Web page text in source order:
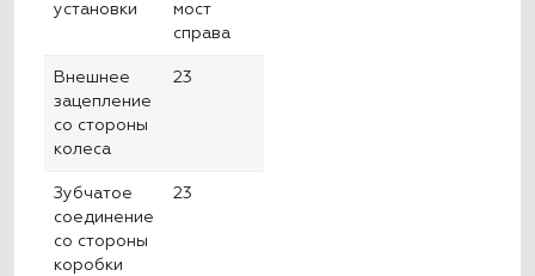
установки
мост
справа
Внешнее
зацепление
со стороны
колеса
23
Зубчатое
соединение
со стороны
коробки
23